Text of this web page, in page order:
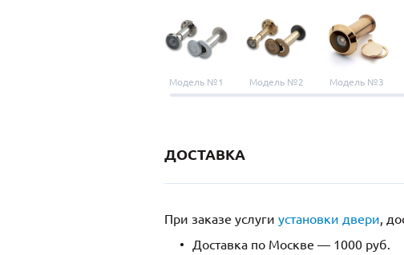
Модель №1 Модель №2 Модель №3
ДОСТАВКА
При заказе услуги установки двери,
Доставка по Москве — 1000 руб.